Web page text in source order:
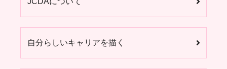
自分らしいキャリアを描く